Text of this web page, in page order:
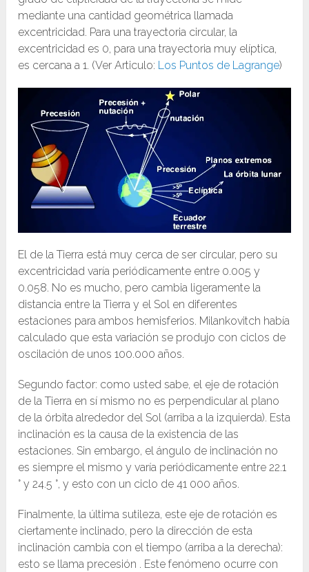
mediante una cantidad geométrica llamada
excentricidad. Para una trayectoria circular, la
excentricidad es 0, para una trayectoria muy elíptica,
es cercana a 1. (Ver Articulo: Los Puntos de Lagrange)
El de la Tierra está muy cerca de ser circular, pero su
excentricidad varía periódicamente entre 0.005 y
0.058. No es mucho, pero cambia ligeramente la
distancia entre la Tierra y el Sol en diferentes
estaciones para ambos hemisferios. Milankovitch había
calculado que esta variación se produjo con ciclos de
oscilación de unos 100.000 años.
Segundo factor: como usted sabe, el eje de rotación
de la Tierra en sí mismo no es perpendicular al plano
de la órbita alrededor del Sol (arriba a la izquierda). Esta
inclinación es la causa de la existencia de las
estaciones. Sin embargo, el ángulo de inclinación no
es siempre el mismo y varía periódicamente entre 22.1
° y 24.5 °, y esto con un ciclo de 41 000 años.
Finalmente, la última sutileza, este eje de rotación es
ciertamente inclinado, pero la dirección de esta
inclinación cambia con el tiempo (arriba a la derecha):
esto se llama precesión . Este fenómeno ocurre con